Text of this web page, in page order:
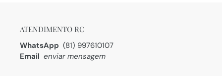
ATENDIMENTO RC
WhatsApp (81) 997610107
Email enviar mensagem